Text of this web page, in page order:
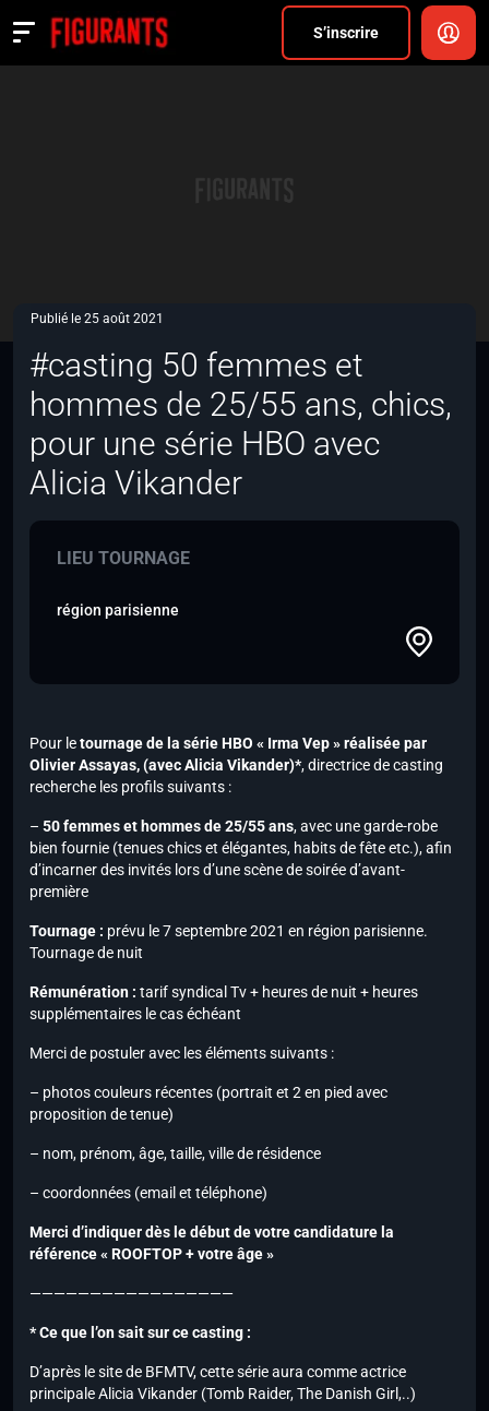
S’inscrire
Actualités
Publié le 25 août 2021
#casting 50 femmes et
hommes de 25/55 ans, chics,
pour une série HBO avec
Alicia Vikander
LIEU TOURNAGE
région parisienne
Pour letournage de la série HBO « Irma Vep » réalisée par
Olivier Assayas,(avec Alicia Vikander)*, directrice de casting
recherche les profils suivants :
– 50 femmes et hommes de 25/55 ans, avec une garde-robe
bien fournie (tenues chics et élégantes, habits de fête etc.), afin
d’incarner des invités lors d’une scène de soirée d’avant-
première
Tournage : prévu le 7 septembre 2021 en région parisienne.
Tournage de nuit
Rémunération : tarif syndical Tv + heures de nuit + heures
supplémentaires le cas échéant
Merci de postuler avec les éléments suivants :
– photos couleurs récentes (portrait et 2 en pied avec
proposition de tenue)
– nom, prénom, âge, taille, ville de résidence
– coordonnées (email et téléphone)
Merci d’indiquer dès le début de votre candidature la
référence « ROOFTOP + votre âge »
—————————————————
* Ce que l’on sait sur ce casting :
D’après le site de BFMTV, cette série aura comme actrice
principale Alicia Vikander (Tomb Raider, The Danish Girl,..)